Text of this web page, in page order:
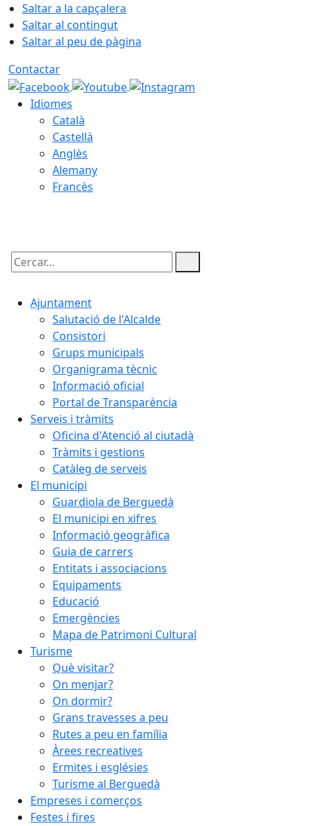
Saltar a la capçalera
Saltar al contingut
Saltar al peu de pàgina
Contactar
Idiomes
Català
Castellà
Anglès
Alemany
Francès
Cercar:
Ajuntament
Salutació de l'Alcalde
Consistori
Grups municipals
Organigrama tècnic
Informació oficial
Portal de Transparència
Serveis i tràmits
Oficina d'Atenció al ciutadà
Tràmits i gestions
Catàleg de serveis
El municipi
Guardiola de Berguedà
El municipi en xifres
Informació geogràfica
Guia de carrers
Entitats i associacions
Equipaments
Educació
Emergències
Mapa de Patrimoni Cultural
Turisme
Què visitar?
On menjar?
On dormir?
Grans travesses a peu
Rutes a peu en família
Àrees recreatives
Ermites i esglésies
Turisme al Berguedà
Empreses i comerços
Festes i fires